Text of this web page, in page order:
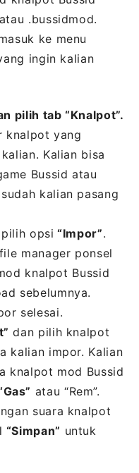
.bussidmod.
ke menu
ingin kalian
pilih tab “Knalpot”.
knalpot yang
Kalian bisa
Bussid atau
kalian pasang
opsi “Impor”.
manager ponsel
knalpot Bussid
sebelumnya.
selesai.
dan pilih knalpot
kalian impor. Kalian
knalpot mod Bussid
atau “Rem”.
suara knalpot
“Simpan” untuk